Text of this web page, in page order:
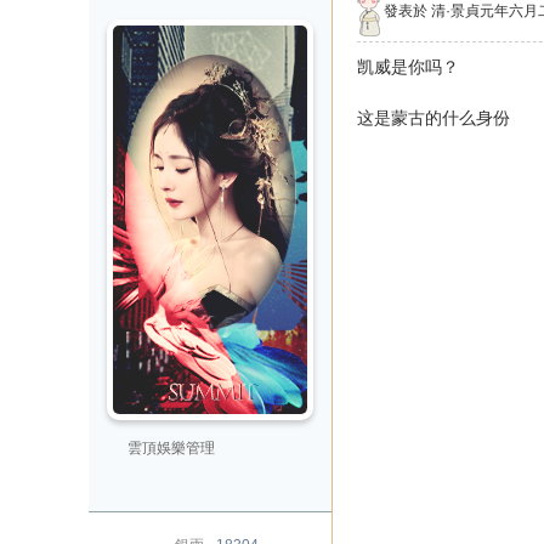
雲頂娛樂管理
發表於 清·景貞元年六月
凯威是你吗？
这是蒙古的什么身份